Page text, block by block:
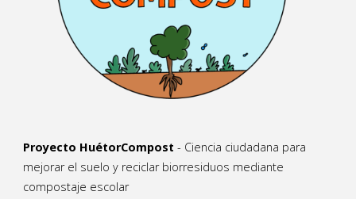
Proyecto HuétorCompost - Ciencia ciudadana para
mejorar el suelo y reciclar biorresiduos mediante
compostaje escolar